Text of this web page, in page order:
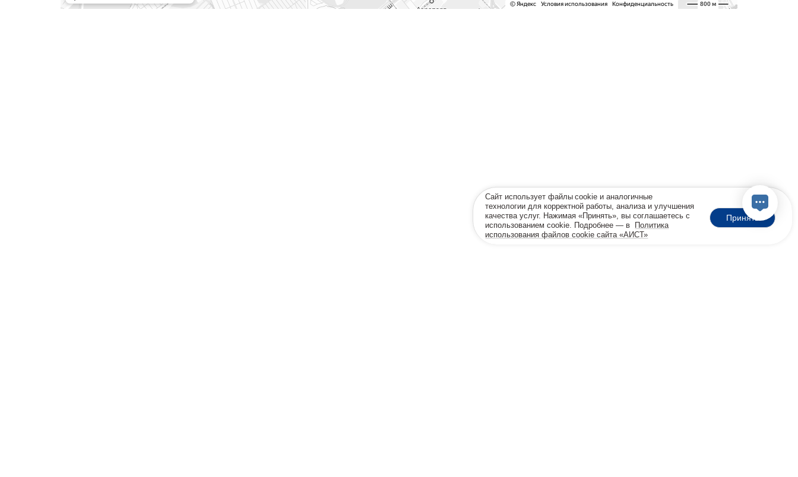
Сайт использует файлы cookie и аналогичные
технологии для корректной работы, анализа и улучшения
качества услуг. Нажимая «Принять», вы соглашаетесь с
использованием cookie. Подробнее — в
Политика
использования файлов cookie сайта «АИСТ»
Принять